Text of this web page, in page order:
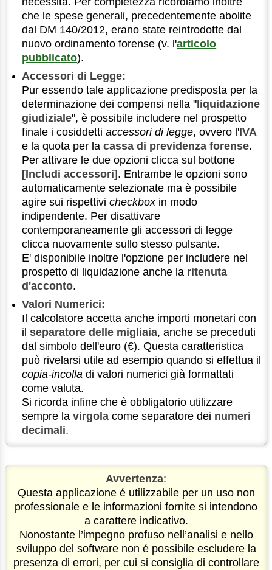
che le spese generali, precedentemente abolite
dal DM 140/2012, erano state reintrodotte dal
nuovo ordinamento forense (v. l'articolo
pubblicato).
Accessori di Legge:
Pur essendo tale applicazione predisposta per la
determinazione dei compensi nella "liquidazione
giudiziale", è possibile includere nel prospetto
finale i cosiddettiaccessori di legge, ovvero l'IVA
e la quota per lacassa di previdenza forense.
Per attivare le due opzioni clicca sul bottone
[Includi accessori]. Entrambe le opzioni sono
automaticamente selezionate ma è possibile
agire sui rispettivicheckboxin modo
indipendente. Per disattivare
contemporaneamente gli accessori di legge
clicca nuovamente sullo stesso pulsante.
E' disponibile inoltre l'opzione per includere nel
prospetto di liquidazione anche la ritenuta
d'acconto.
Valori Numerici:
Il calcolatore accetta anche importi monetari con
ilseparatore delle migliaia, anche se preceduti
dal simbolo dell'euro (€). Questa caratteristica
può rivelarsi utile ad esempio quando si effettua il
copia-incolla di valori numerici già formattati
come valuta.
Si ricorda infine che è obbligatorio utilizzare
sempre lavirgola come separatore dei numeri
decimali.
Avvertenza:
Questa applicazione é utilizzabile per un uso non
professionale e le informazioni fornite si intendono
a carattere indicativo.
Nonostante l’impegno profuso nell’analisi e nello
sviluppo del software non é possibile escludere la
presenza di errori, per cui si consiglia di controllare